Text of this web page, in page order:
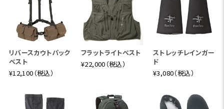
リバースカウトパック
ベスト
¥12,100（税込）
フラットライトベスト
¥22,000（税込）
ストレッチレインガー
ド
¥3,080（税込）